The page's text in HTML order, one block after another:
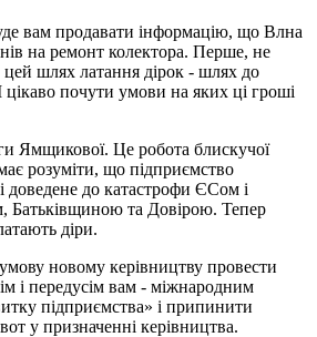
вам продавати інформацію, що Влна
на ремонт колектора. Перше, не
шлях латання дірок - шлях до
цікаво почути умови на яких ці гроші
Ямщикової. Це робота блискучої
розуміти, що підприємство
доведене до катастрофи ЄСом і
Батьківщиною та Довірою. Тепер
діри.
новому керівництву провести
і передусім вам - міжнародним
підприємства» і припинити
у призначенні керівництва.